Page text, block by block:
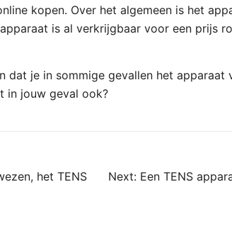
kopen. Over het algemeen is het
is al verkrijgbaar voor een prijs
dat je in sommige gevallen het apparaat
in jouw geval ook?
het TENS
Next: Een TENS